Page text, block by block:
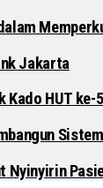
Jakarta
HUT ke-
Nyinyirin